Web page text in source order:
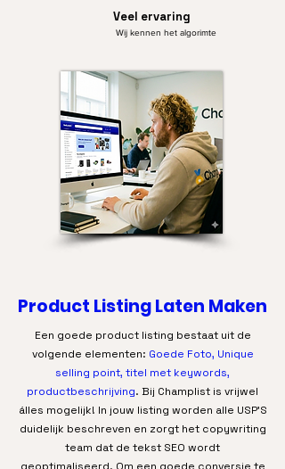
Veel ervaring
Wij kennen het algorimte
Product Listing Laten Maken
Een goede product listing bestaat uit de
volgende elementen: Goede Foto, Unique
selling point, titel met keywords,
productbeschrijving. Bij Champlist is vrijwel
álles mogelijk! In jouw listing worden alle USP’S
duidelijk beschreven en zorgt het copywriting
team dat de tekst SEO wordt